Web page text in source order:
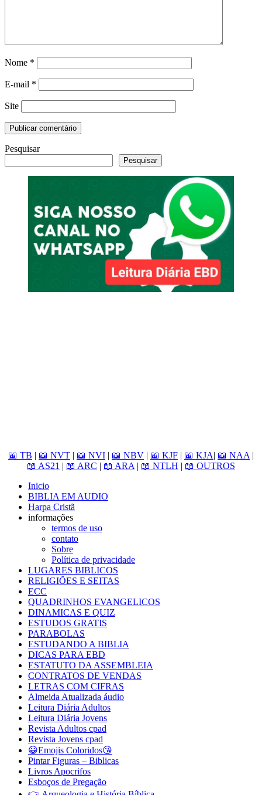
Nome *
E-mail *
Site
Pesquisar
Pesquisar
📖 TB | 📖 NVT | 📖 NVI | 📖 NBV | 📖 KJF | 📖 KJA| 📖 NAA |
📖 AS21 | 📖 ARC | 📖 ARA | 📖 NTLH | 📖 OUTROS
Inicio
BIBLIA EM AUDIO
Harpa Cristã
informações
termos de uso
contato
Sobre
Política de privacidade
LUGARES BIBLICOS
RELIGIÕES E SEITAS
ECC
QUADRINHOS EVANGELICOS
DINAMICAS E QUIZ
ESTUDOS GRATIS
PARABOLAS
ESTUDANDO A BIBLIA
DICAS PARA EBD
ESTATUTO DA ASSEMBLEIA
CONTRATOS DE VENDAS
LETRAS COM CIFRAS
Almeida Atualizada áudio
Leitura Diária Adultos
Leitura Diária Jovens
Revista Adultos cpad
Revista Jovens cpad
😀Emojis Coloridos😘
Pintar Figuras – Biblicas
Livros Apocrifos
Esboços de Pregação